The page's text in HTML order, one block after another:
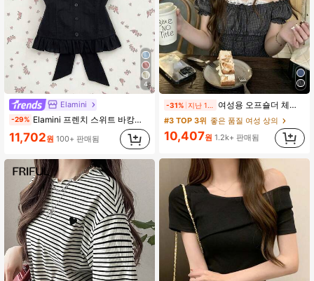
4
Elamini
-29% Elamini 프렌치 스위트 바캉스 핑크 스트라이프 우븐 페탈 슬리브 리본 타이업 여성 블라우스, 슬림핏 플래터링 반팔 탑, 봄여름용
11,702원 100+ 판매됨
-31% 여성용 오프숄더 체크무늬 셔링 엘라스틱 블라우스, 가벼운 시어 폴리에스터 슬림 허리 여름 탑
#3 TOP 3위 좋은 품질 여성 상의
10,407원 1.2k+ 판매됨